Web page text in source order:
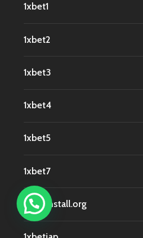
1xbet1
1xbet2
1xbet3
1xbet4
1xbet5
1xbet7
1xbetinstall.org